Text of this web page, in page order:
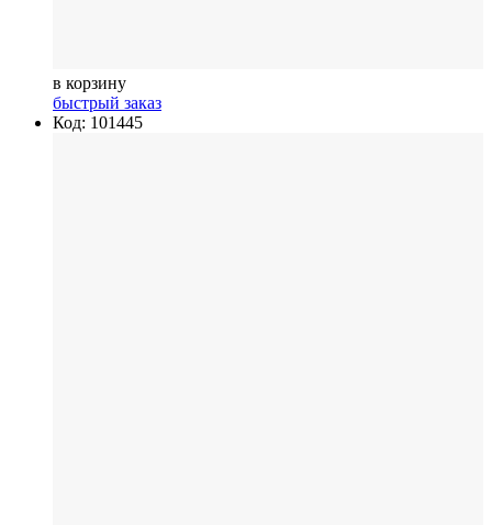
в корзину
быстрый заказ
Код: 101445